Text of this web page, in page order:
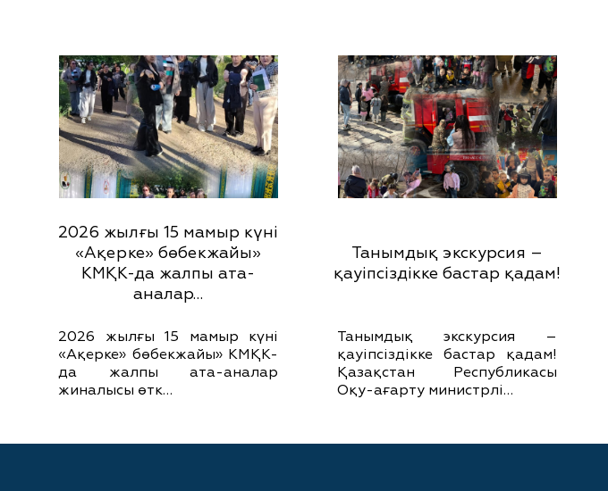
2026 жылғы 15 мамыр күні
«Ақерке» бөбекжайы»
КМҚК-да жалпы ата-
аналар…
2026 жылғы 15 мамыр күні
«Ақерке» бөбекжайы» КМҚК-
да жалпы ата-аналар
жиналысы өтк…
Танымдық экскурсия –
қауіпсіздікке бастар қадам!
Танымдық экскурсия –
қауіпсіздікке бастар қадам!
Қазақстан Республикасы
Оқу-ағарту министрлі…